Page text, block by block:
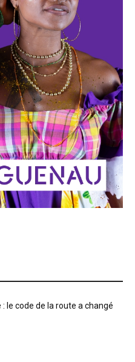
le code de la route a changé